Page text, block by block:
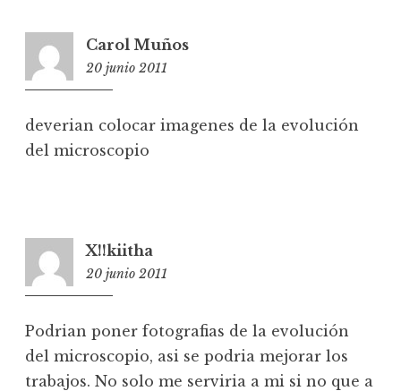
Carol Muños
20 junio 2011
deverian colocar imagenes de la evolución
del microscopio
X!!kiitha
20 junio 2011
Podrian poner fotografias de la evolución
del microscopio, asi se podria mejorar los
trabajos. No solo me serviria a mi si no que a